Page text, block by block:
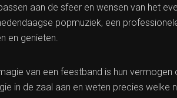
aan de sfeer en wensen van het
popmuziek, een
en genieten.
van een feestband is hun
in de zaal aan en weten precies welke